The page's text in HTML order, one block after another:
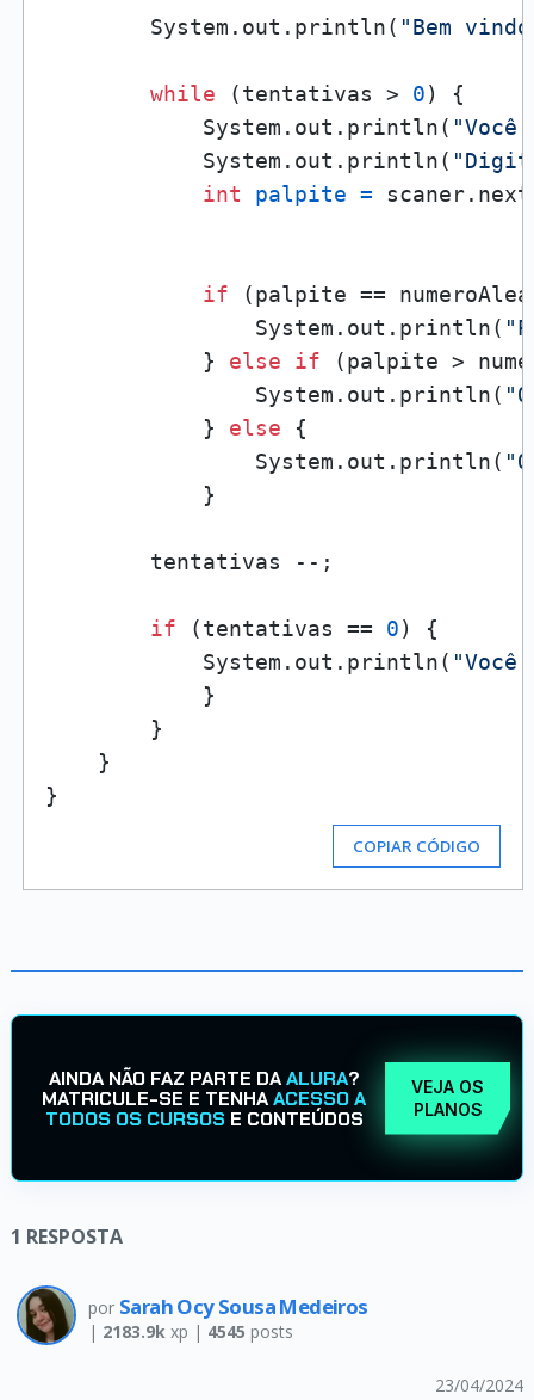
        System.out.println(
"Bem
while (tentativas > 0) {
            System.out.println(
"Você
            System.out.println(
int
palpite =
if (palpite ==
                System.out.println(
            }
else if (palpite >
                System.out.println(
            }
else {
                System.out.println(
            }
        tentativas --;
if (tentativas == 0) {
            System.out.println(
            }
        }
    }
COPIAR CÓDIGO
AINDA NÃO FAZ PARTE DAALURA?
MATRICULE-SE E TENHAACESSO A
TODOS OS CURSOS E CONTEÚDOS
VEJA OS
PLANOS
1 RESPOSTA
por Sarah Ocy Sousa Medeiros
| 2183.9kxp | 4545 posts
23/04/2024